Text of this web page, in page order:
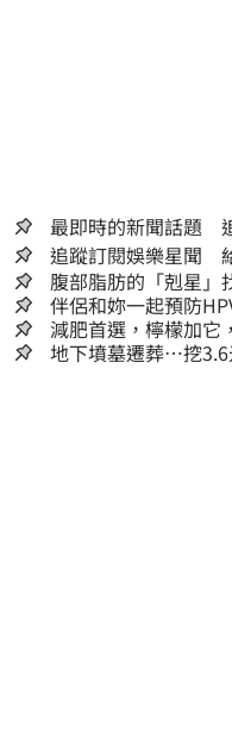
最即時的新聞話題
追蹤訂閱娛樂星聞
腹部脂肪的「剋星」
囊，瘦出小蠻腰
伴侶和妳一起預防
減肥首選，檸檬加它
人生
地下墳墓遷葬…挖3.6